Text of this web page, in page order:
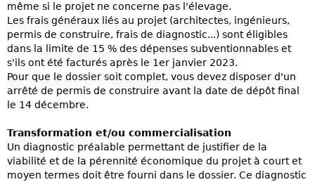
même si le projet ne concerne pas l'élevage.
Les frais généraux liés au projet (architectes, ingénieurs,
permis de construire, frais de diagnostic...) sont éligibles
dans la limite de 15 % des dépenses subventionnables et
s'ils ont été facturés après le 1er janvier 2023.
Pour que le dossier soit complet, vous devez disposer d'un
arrêté de permis de construire avant la date de dépôt final
le 14 décembre.
Transformation et/ou commercialisation
Un diagnostic préalable permettant de justifier de la
viabilité et de la pérennité économique du projet à court et
moyen termes doit être fourni dans le dossier. Ce diagnostic